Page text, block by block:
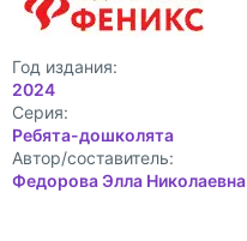
Год издания:
2024
Cерия:
Ребята-дошколята
Автор/составитель:
Федорова Элла Николаевна